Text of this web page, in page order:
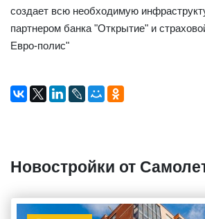
создает всю необходимую
партнером банка "Открытие" и
Евро-полис"
Новостройки от